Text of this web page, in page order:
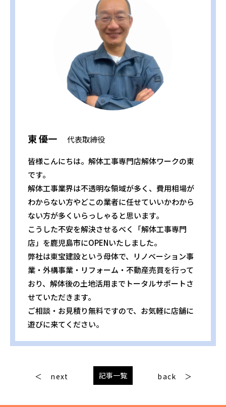
東 優一 代表取締役
皆様こんにちは。解体工事専門店解体ワークの東
です。
解体工事業界は不透明な領域が多く、費用相場が
わからない方やどこの業者に任せていいかわから
ない方が多くいらっしゃると思います。
こうした不安を解決させるべく「解体工事専門
店」を鹿児島市にOPENいたしました。
弊社は東宝建設という母体で、リノベーション事
業・外構事業・リフォーム・不動産売買を行って
おり、解体後の土地活用までトータルサポートさ
せていただきます。
ご相談・お見積り無料ですので、お気軽に店舗に
遊びに来てください。
next 記事一覧 back